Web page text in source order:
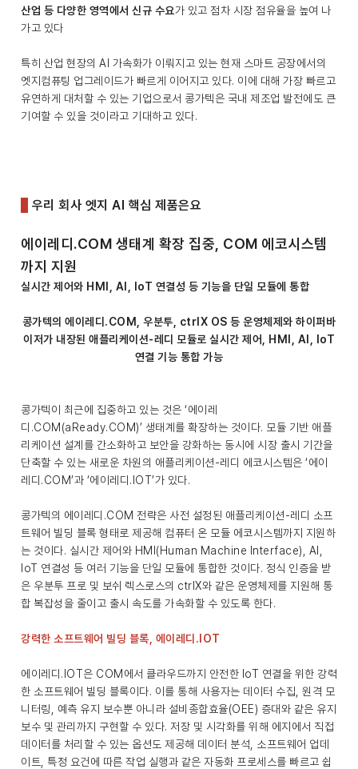
산업 등 다양한 영역에서 신규 수요가 있고 점차 시장 점유율을 높여 나
가고 있다
특히 산업 현장의 AI 가속화가 이뤄지고 있는 현재 스마트 공장에서의
엣지컴퓨팅 업그레이드가 빠르게 이어지고 있다. 이에 대해 가장 빠르고
유연하게 대처할 수 있는 기업으로서 콩가텍은 국내 제조업 발전에도 큰
기여할 수 있을 것이라고 기대하고 있다.
우리 회사 엣지 AI 핵심 제품은요
에이레디.COM 생태계 확장 집중, COM 에코시스템
까지 지원
실시간 제어와 HMI, AI, IoT 연결성 등 기능을 단일 모듈에 통합
콩가텍의 에이레디.COM, 우분투, ctrlX OS 등 운영체제와 하이퍼바
이저가 내장된 애플리케이션-레디 모듈로 실시간 제어, HMI, AI, IoT
연결 기능 통합 가능
콩가텍이 최근에 집중하고 있는 것은 ‘에이레
디.COM(aReady.COM)’ 생태계를 확장하는 것이다. 모듈 기반 애플
리케이션 설계를 간소화하고 보안을 강화하는 동시에 시장 출시 기간을
단축할 수 있는 새로운 차원의 애플리케이션-레디 에코시스템은 ‘에이
레디.COM’과 ‘에이레디.IOT’가 있다.
콩가텍의 에이레디.COM 전략은 사전 설정된 애플리케이션-레디 소프
트웨어 빌딩 블록 형태로 제공해 컴퓨터 온 모듈 에코시스템까지 지원하
는 것이다. 실시간 제어와 HMI(Human Machine Interface), AI,
IoT 연결성 등 여러 기능을 단일 모듈에 통합한 것이다. 정식 인증을 받
은 우분투 프로 및 보쉬 렉스로스의 ctrlX와 같은 운영체제를 지원해 통
합 복잡성을 줄이고 출시 속도를 가속화할 수 있도록 한다.
강력한 소프트웨어 빌딩 블록, 에이레디.IOT
에이레디.IOT은 COM에서 클라우드까지 안전한 IoT 연결을 위한 강력
한 소프트웨어 빌딩 블록이다. 이를 통해 사용자는 데이터 수집, 원격 모
니터링, 예측 유지 보수뿐 아니라 설비종합효율(OEE) 증대와 같은 유지
보수 및 관리까지 구현할 수 있다. 저장 및 시각화를 위해 에지에서 직접
데이터를 처리할 수 있는 옵션도 제공해 데이터 분석, 소프트웨어 업데
이트, 특정 요건에 따른 작업 실행과 같은 자동화 프로세스를 빠르고 쉽